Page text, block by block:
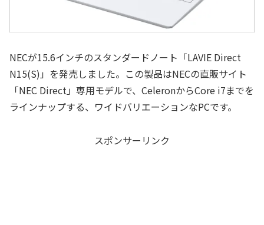
NECが15.6インチのスタンダードノート「LAVIE Direct
N15(S)」を発売しました。この製品はNECの直販サイト
「NEC Direct」専用モデルで、CeleronからCore i7までを
ラインナップする、ワイドバリエーションなPCです。
スポンサーリンク